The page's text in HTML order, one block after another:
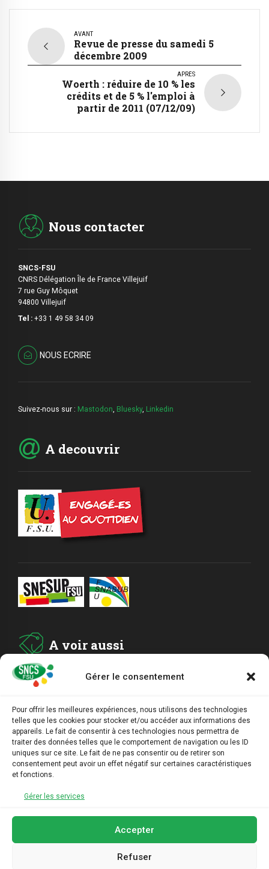
Gérer le consentement
Pour offrir les meilleures expériences, nous utilisons des technologies
telles que les cookies pour stocker et/ou accéder aux informations des
appareils. Le fait de consentir à ces technologies nous permettra de
traiter des données telles que le comportement de navigation ou les ID
uniques sur ce site. Le fait de ne pas consentir ou de retirer son
consentement peut avoir un effet négatif sur certaines caractéristiques
et fonctions.
Gérer les services
Accepter
Refuser
AVANT
Revue de presse du samedi 5
décembre 2009
APRÈS
Woerth : réduire de 10 % les
crédits et de 5 % l'emploi à
partir de 2011 (07/12/09)
Nous contacter
SNCS-FSU
CNRS Délégation Île de France Villejuif
7 rue Guy Môquet
94800 Villejuif
Tel : +33 1 49 58 34 09
NOUS ECRIRE
Suivez-nous sur : Mastodon, Bluesky, Linkedin
A decouvrir
A voir aussi
ADHESION
ARCHIVES
AGENDA